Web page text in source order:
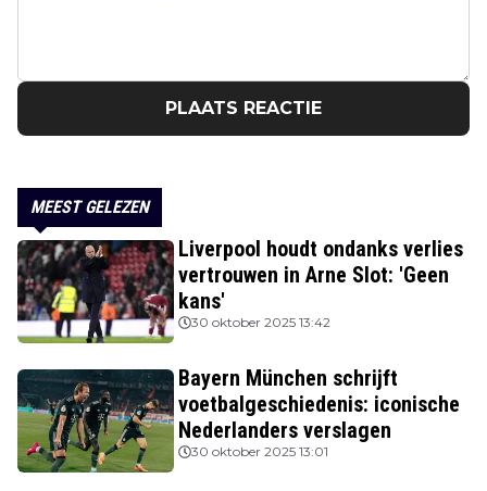
PLAATS REACTIE
MEEST GELEZEN
Liverpool houdt ondanks verlies
vertrouwen in Arne Slot: 'Geen
kans'
30 oktober 2025 13:42
Bayern München schrijft
voetbalgeschiedenis: iconische
Nederlanders verslagen
30 oktober 2025 13:01